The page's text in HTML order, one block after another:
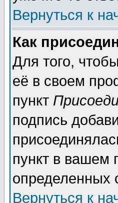
Вернуться к
Как
Для того,
её в своем
пункт
подпись
пункт в вашем
определенных
Вернуться к